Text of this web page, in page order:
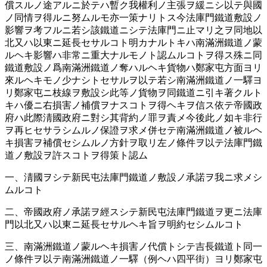
償スルノ途アルニ於テハ暫ク我權利ノ主張ヲ緩ニシ以テ與國
ノ同情ヲ得ルニ努ムルモ亦一策ナリトス今法庫門鐵道敷設ノ
影響ヲ考フルニ若シ該鐵道ニシテ法庫門ニ止マリ之ヲ同地以
北又ハ以東ニ延長セサルコト明カナルトキハ南滿洲鐵道ノ蒙
ルヘキ影響ハ非常ニ重大ナルモノト認ムルコトヲ得ス殊ニ同
鐵道敷設ノ爲南滿洲鐵道ノ奪ハルヘキ貨物ハ鄭家屯方面ヨリ
來ルヘキモノ少ナシトセサルヲ以テ若シ南滿洲鐵道ノ一驛ヨ
リ鄭家屯ニ枝線ヲ敷設シ此等ノ貨物ヲ同鐵道ニ引キ著クルト
キハ優ニ右損害ノ補償ヲナスコトヲ得ヘキヲ信ス依テ帝國政
府ハ此際淸國政府ニ對シ其背約ノ罪ヲ責メ今後此ノ如キ非行
ヲ再ヒセサラシムルノ保證ヲ求メ併セテ南滿洲鐵道ノ被ルヘ
キ損害ヲ補償セシムルノ方針ヲ取リ左ノ條件ヲ以テ法庫門鐵
道ノ敷設ヲ許スコトヲ得策ト認ム
一、淸國ヲシテ新民屯法庫門鐵道ノ敷設ノ承諾ヲ我ニ求メシ
ムルコト
二、帝國政府ノ承諾ヲ經スシテ新民屯法庫門鐵道ヲ更ニ法庫
門以北又ハ以東ニ延長セサルヘキ旨ヲ明約セシムルコト
三、南滿洲鐵道ノ蒙ルヘキ損害ノ代償トシテ吉長鐵道ト同一
ノ條件ヲ以テ南滿洲鐵道ノ一驛（例ヘハ四平街）ヨリ鄭家屯